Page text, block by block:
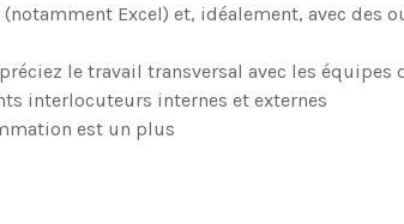
Excel) et, idéalement, avec des
le travail transversal avec les équipes
interlocuteurs internes et externes
est un plus